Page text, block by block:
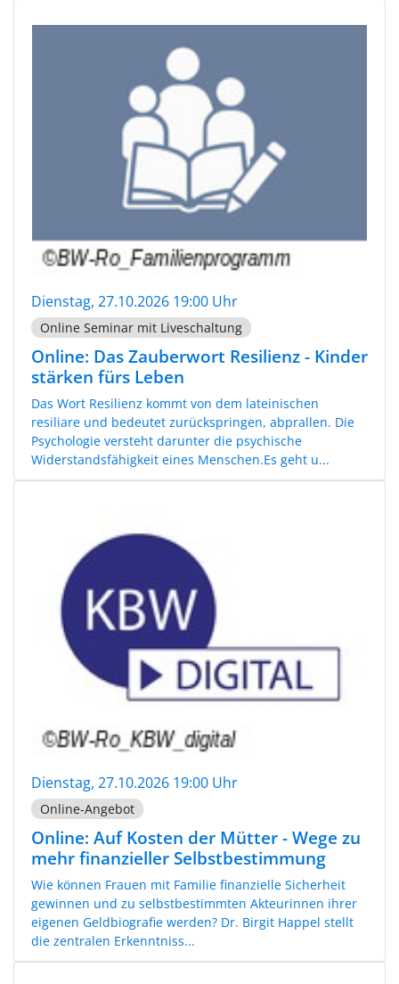
Dienstag, 27.10.2026 19:00 Uhr
Online Seminar mit Liveschaltung
Online: Das Zauberwort Resilienz - Kinder
stärken fürs Leben
Das Wort Resilienz kommt von dem lateinischen
resiliare und bedeutet zurückspringen, abprallen. Die
Psychologie versteht darunter die psychische
Widerstandsfähigkeit eines Menschen.Es geht u...
Dienstag, 27.10.2026 19:00 Uhr
Online-Angebot
Online: Auf Kosten der Mütter - Wege zu
mehr finanzieller Selbstbestimmung
Wie können Frauen mit Familie finanzielle Sicherheit
gewinnen und zu selbstbestimmten Akteurinnen ihrer
eigenen Geldbiografie werden? Dr. Birgit Happel stellt
die zentralen Erkenntniss...